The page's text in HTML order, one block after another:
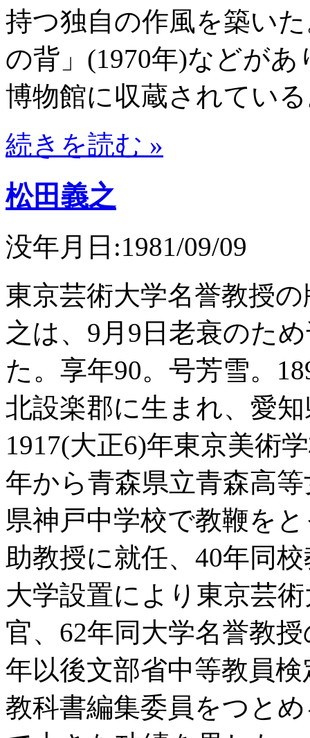
持つ独自の作風を築い
の背」(1970年)などが
博物館に収蔵されてい
続きを読む »
松田義之
没年月日:1981/09/09
東京芸術大学名誉教授
之は、9月9日老衰のた
た。享年90。号芳雪。
北設楽郡に生まれ、愛
1917(大正6)年東京美術
年から青森県立青森高
県神戸中学校で教鞭を
助教授に就任、40年同
大学設置により東京芸
官、62年同大学名誉教
年以後文部省中等教員
教科書編集委員をつと